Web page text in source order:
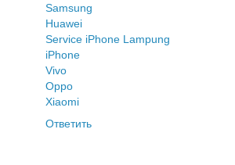
Samsung
Huawei
Service iPhone Lampung
iPhone
Vivo
Oppo
Xiaomi
Ответить